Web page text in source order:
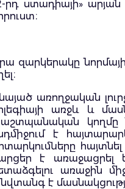
րդ ստադիայի» արյան
զարկերակը
առողջական
առջև և
կողմը
է
է առաջացրել
առաջին
է